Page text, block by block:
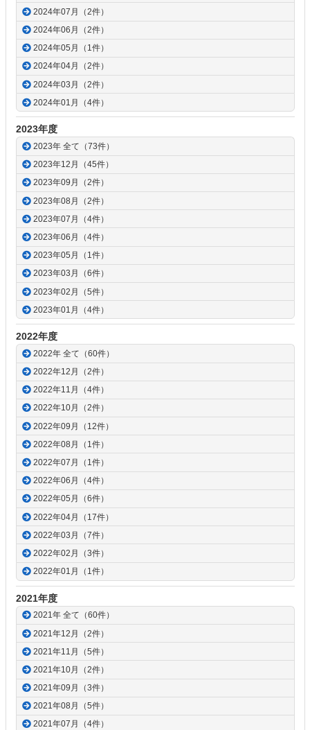
2024年07月（2件）
2024年06月（2件）
2024年05月（1件）
2024年04月（2件）
2024年03月（2件）
2024年01月（4件）
2023年度
2023年 全て（73件）
2023年12月（45件）
2023年09月（2件）
2023年08月（2件）
2023年07月（4件）
2023年06月（4件）
2023年05月（1件）
2023年03月（6件）
2023年02月（5件）
2023年01月（4件）
2022年度
2022年 全て（60件）
2022年12月（2件）
2022年11月（4件）
2022年10月（2件）
2022年09月（12件）
2022年08月（1件）
2022年07月（1件）
2022年06月（4件）
2022年05月（6件）
2022年04月（17件）
2022年03月（7件）
2022年02月（3件）
2022年01月（1件）
2021年度
2021年 全て（60件）
2021年12月（2件）
2021年11月（5件）
2021年10月（2件）
2021年09月（3件）
2021年08月（5件）
2021年07月（4件）